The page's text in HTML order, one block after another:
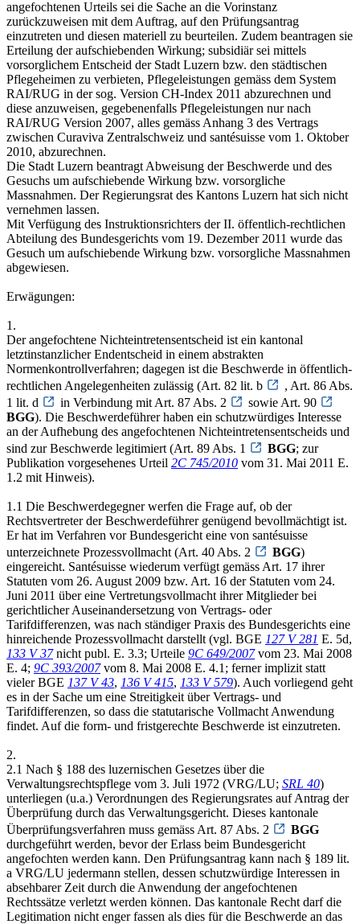
angefochtenen Urteils sei die Sache an die Vorinstanz
zurückzuweisen mit dem Auftrag, auf den Prüfungsantrag
einzutreten und diesen materiell zu beurteilen. Zudem beantragen sie
Erteilung der aufschiebenden Wirkung; subsidiär sei mittels
vorsorglichem Entscheid der Stadt Luzern bzw. den städtischen
Pflegeheimen zu verbieten, Pflegeleistungen gemäss dem System
RAI/RUG in der sog. Version CH-Index 2011 abzurechnen und
diese anzuweisen, gegebenenfalls Pflegeleistungen nur nach
RAI/RUG Version 2007, alles gemäss Anhang 3 des Vertrags
zwischen Curaviva Zentralschweiz und santésuisse vom 1. Oktober
2010, abzurechnen.
Die Stadt Luzern beantragt Abweisung der Beschwerde und des
Gesuchs um aufschiebende Wirkung bzw. vorsorgliche
Massnahmen. Der Regierungsrat des Kantons Luzern hat sich nicht
vernehmen lassen.
Mit Verfügung des Instruktionsrichters der II. öffentlich-rechtlichen
Abteilung des Bundesgerichts vom 19. Dezember 2011 wurde das
Gesuch um aufschiebende Wirkung bzw. vorsorgliche Massnahmen
abgewiesen.
Erwägungen:
1.
Der angefochtene Nichteintretensentscheid ist ein kantonal
letztinstanzlicher Endentscheid in einem abstrakten
Normenkontrollverfahren; dagegen ist die Beschwerde in öffentlich-
rechtlichen Angelegenheiten zulässig (Art. 82 lit. b
, Art. 86 Abs.
1 lit. d
in Verbindung mit Art. 87 Abs. 2
sowie Art. 90
BGG). Die Beschwerdeführer haben ein schutzwürdiges Interesse
an der Aufhebung des angefochtenen Nichteintretensentscheids und
sind zur Beschwerde legitimiert (Art. 89 Abs. 1
BGG; zur
Publikation vorgesehenes Urteil 2C 745/2010 vom 31. Mai 2011 E.
1.2 mit Hinweis).
1.1 Die Beschwerdegegner werfen die Frage auf, ob der
Rechtsvertreter der Beschwerdeführer genügend bevollmächtigt ist.
Er hat im Verfahren vor Bundesgericht eine von santésuisse
unterzeichnete Prozessvollmacht (Art. 40 Abs. 2
BGG)
eingereicht. Santésuisse wiederum verfügt gemäss Art. 17 ihrer
Statuten vom 26. August 2009 bzw. Art. 16 der Statuten vom 24.
Juni 2011 über eine Vertretungsvollmacht ihrer Mitglieder bei
gerichtlicher Auseinandersetzung von Vertrags- oder
Tarifdifferenzen, was nach ständiger Praxis des Bundesgerichts eine
hinreichende Prozessvollmacht darstellt (vgl. BGE 127 V 281 E. 5d,
133 V 37nicht publ. E. 3.3; Urteile 9C 649/2007vom 23. Mai 2008
E. 4; 9C 393/2007vom 8. Mai 2008 E. 4.1; ferner implizit statt
vieler BGE 137 V 43, 136 V 415, 133 V 579). Auch vorliegend geht
es in der Sache um eine Streitigkeit über Vertrags- und
Tarifdifferenzen, so dass die statutarische Vollmacht Anwendung
findet. Auf die form- und fristgerechte Beschwerde ist einzutreten.
2.
2.1 Nach § 188 des luzernischen Gesetzes über die
Verwaltungsrechtspflege vom 3. Juli 1972 (VRG/LU; SRL 40)
unterliegen (u.a.) Verordnungen des Regierungsrates auf Antrag der
Überprüfung durch das Verwaltungsgericht. Dieses kantonale
Überprüfungsverfahren muss gemäss Art. 87 Abs. 2
BGG
durchgeführt werden, bevor der Erlass beim Bundesgericht
angefochten werden kann. Den Prüfungsantrag kann nach § 189 lit.
a VRG/LU jedermann stellen, dessen schutzwürdige Interessen in
absehbarer Zeit durch die Anwendung der angefochtenen
Rechtssätze verletzt werden können. Das kantonale Recht darf die
Legitimation nicht enger fassen als dies für die Beschwerde an das